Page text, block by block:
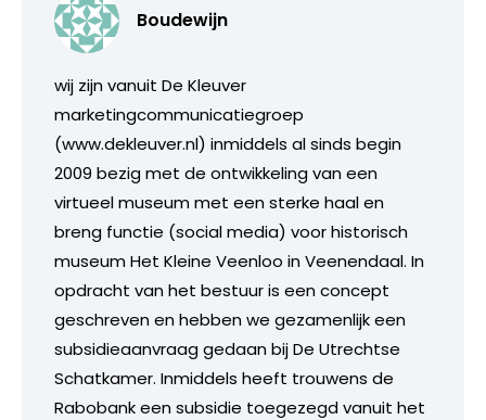
Boudewijn
wij zijn vanuit De Kleuver
marketingcommunicatiegroep
(www.dekleuver.nl) inmiddels al sinds begin
2009 bezig met de ontwikkeling van een
virtueel museum met een sterke haal en
breng functie (social media) voor historisch
museum Het Kleine Veenloo in Veenendaal. In
opdracht van het bestuur is een concept
geschreven en hebben we gezamenlijk een
subsidieaanvraag gedaan bij De Utrechtse
Schatkamer. Inmiddels heeft trouwens de
Rabobank een subsidie toegezegd vanuit het